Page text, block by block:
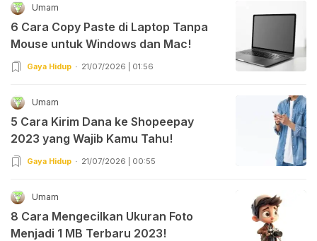
Umam
6 Cara Copy Paste di Laptop Tanpa
Mouse untuk Windows dan Mac!
Gaya Hidup 21/07/2026 | 01:56
Umam
5 Cara Kirim Dana ke Shopeepay
2023 yang Wajib Kamu Tahu!
Gaya Hidup 21/07/2026 | 00:55
Umam
8 Cara Mengecilkan Ukuran Foto
Menjadi 1 MB Terbaru 2023!